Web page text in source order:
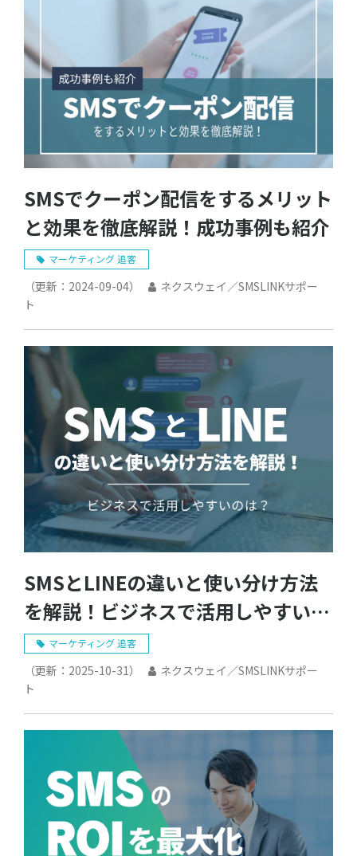
SMSでクーポン配信をするメリット
と効果を徹底解説！成功事例も紹介
マーケティング 追客
（更新： 2024-09-04）
ネクスウェイ／SMSLINKサポー
ト
SMSとLINEの違いと使い分け方法
を解説！ビジネスで活用しやすいの
は？マーケティング 追客
（更新： 2025-10-31）
ネクスウェイ／SMSLINKサポー
ト